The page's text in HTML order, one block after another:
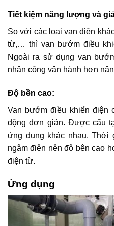
Tiết kiệm năng lượng và
So với các loại van điện
từ,… thì van bướm điều
Ngoài ra sử dụng van
nhân công vận hành hơn
Độ bền cao:
Van bướm điều khiển điện
động đơn giản. Được cấu
ứng dụng khác nhau. Thời
ngâm điện nên độ bên cao
điện từ.
Ứng dụng